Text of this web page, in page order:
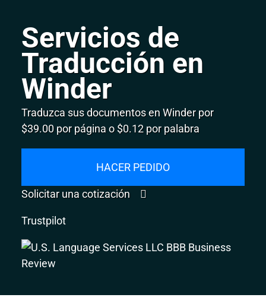
Servicios de
Traducción en
Winder
Traduzca sus documentos en Winder por
$39.00 por página o $0.12 por palabra
HACER PEDIDO
Solicitar una cotización
Trustpilot